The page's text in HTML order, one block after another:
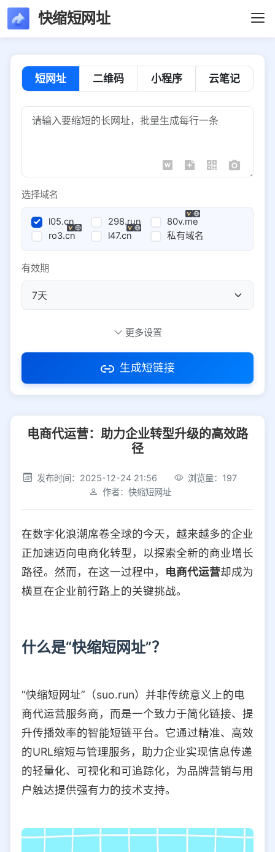
快缩短网址
短网址 二维码 小程序 云笔记
选择域名
l05.cn 298.run
80v.me
ro3.cn
l47.cn 私有域名
有效期
访问密码
社交平台 电商平台
选择防红平台类型，避免链接被拦截
平台设置
iOS Android PC 其他
选择允许访问的平台类型
更多设置
生成短链接
电商代运营：助力企业转型升级的高效路
径
发布时间：2025-12-24 21:56
浏览量：197
作者：快缩短网址
在数字化浪潮席卷全球的今天，越来越多的企业
正加速迈向电商化转型，以探索全新的商业增长
路径。然而，在这一过程中， 电商代运营却成为
横亘在企业前行路上的关键挑战。
什么是“快缩短网址”？
“快缩短网址”（suo.run）并非传统意义上的电
商代运营服务商，而是一个致力于简化链接、提
升传播效率的智能短链平台。它通过精准、高效
的URL缩短与管理服务，助力企业实现信息传递
的轻量化、可视化和可追踪化，为品牌营销与用
户触达提供强有力的技术支持。